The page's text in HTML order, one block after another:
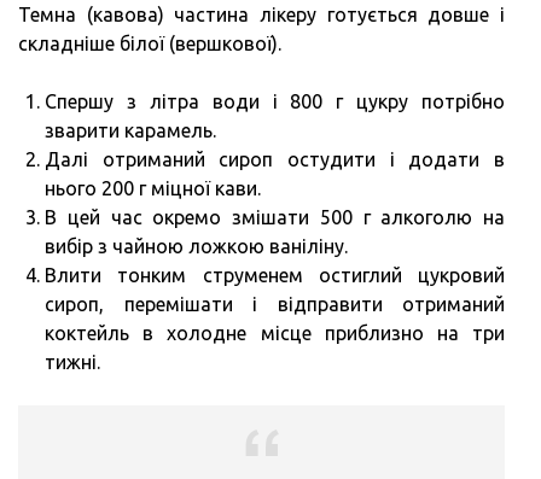
Темна (кавова) частина лікеру готується довше і
складніше білої (вершкової).
Спершу з літра води і 800 г цукру потрібно
зварити карамель.
Далі отриманий сироп остудити і додати в
нього 200 г міцної кави.
В цей час окремо змішати 500 г алкоголю на
вибір з чайною ложкою ваніліну.
Влити тонким струменем остиглий цукровий
сироп, перемішати і відправити отриманий
коктейль в холодне місце приблизно на три
тижні.